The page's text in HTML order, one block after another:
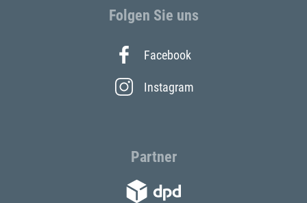
Folgen Sie uns
Facebook
Instagram
Partner